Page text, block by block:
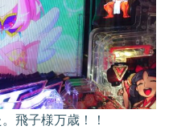
飛子様万歳！！